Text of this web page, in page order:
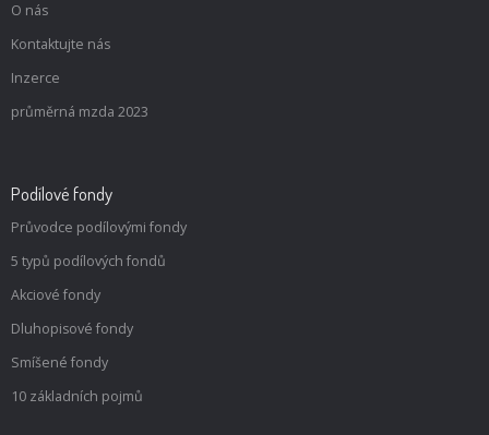
O nás
Kontaktujte nás
Inzerce
průměrná mzda 2023
Podílové fondy
Průvodce podílovými fondy
5 typů podílových fondů
Akciové fondy
Dluhopisové fondy
Smíšené fondy
10 základních pojmů